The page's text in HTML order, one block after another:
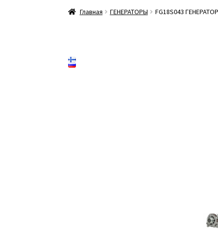
Главная ГЕНЕРАТОРЫ FG18S043